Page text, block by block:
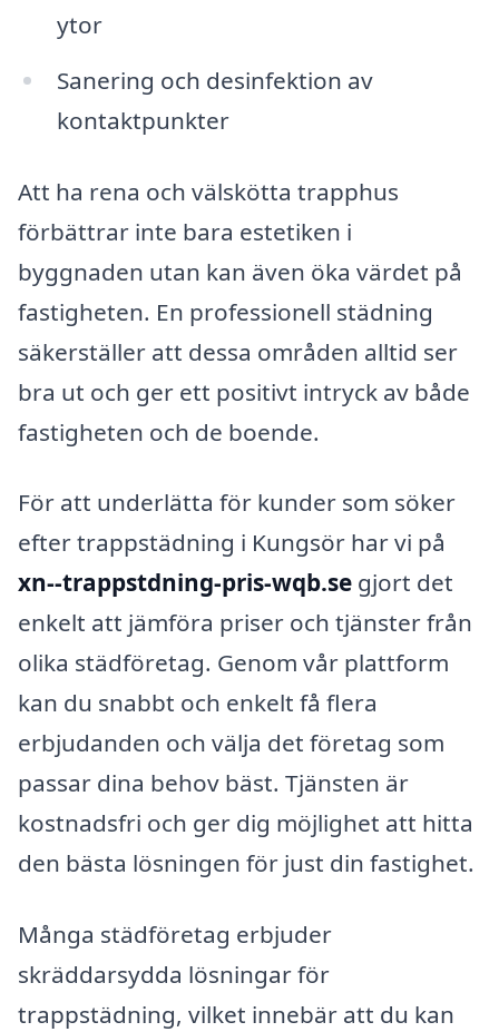
ytor
Sanering och desinfektion av
kontaktpunkter
Att ha rena och välskötta trapphus
förbättrar inte bara estetiken i
byggnaden utan kan även öka värdet på
fastigheten. En professionell städning
säkerställer att dessa områden alltid ser
bra ut och ger ett positivt intryck av både
fastigheten och de boende.
För att underlätta för kunder som söker
efter trappstädning i Kungsör har vi på
xn--trappstdning-pris-wqb.se gjort det
enkelt att jämföra priser och tjänster från
olika städföretag. Genom vår plattform
kan du snabbt och enkelt få flera
erbjudanden och välja det företag som
passar dina behov bäst. Tjänsten är
kostnadsfri och ger dig möjlighet att hitta
den bästa lösningen för just din fastighet.
Många städföretag erbjuder
skräddarsydda lösningar för
trappstädning, vilket innebär att du kan